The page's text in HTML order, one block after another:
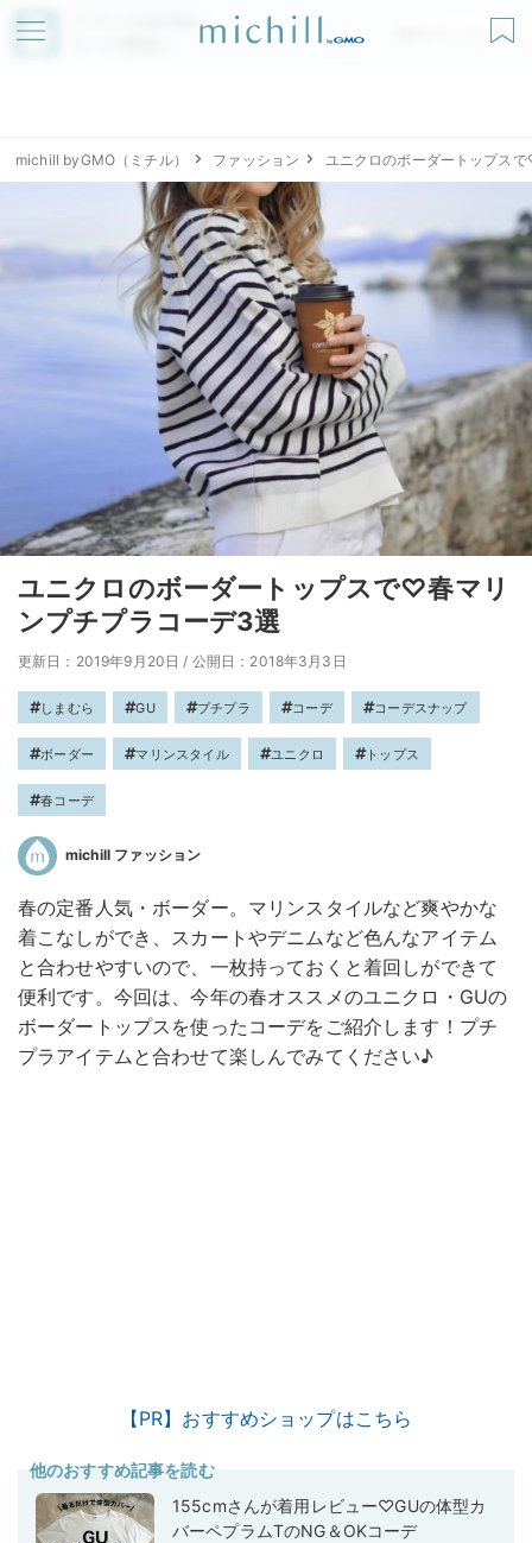
アプリでmichillが
無料ダウンロード
michill byGMO（ミチル） ファッション ユニクロのボーダートップス
ユニクロのボーダートップスで♡春マリ
ンプチプラコーデ3選
更新日：2019年9月20日 / 公開日：2018年3月3日
しまむら GU プチプラ コーデ コーデスナップ
ボーダー マリンスタイル ユニクロ トップス
春コーデ
michill ファッション
春の定番人気・ボーダー。マリンスタイルなど爽やかな
着こなしができ、スカートやデニムなど色んなアイテム
と合わせやすいので、一枚持っておくと着回しができて
便利です。今回は、今年の春オススメのユニクロ・GUの
ボーダートップスを使ったコーデをご紹介します！プチ
プラアイテムと合わせて楽しんでみてください♪
【PR】おすすめショップはこちら
他のおすすめ記事を読む
155cmさんが着用レビュー♡GUの体型カ
バーペプラムTのNG＆OKコーデ